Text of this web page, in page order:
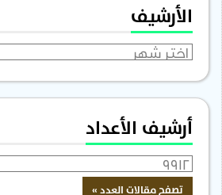
الأرشيف
الأرشيف
أرشيف الأعداد